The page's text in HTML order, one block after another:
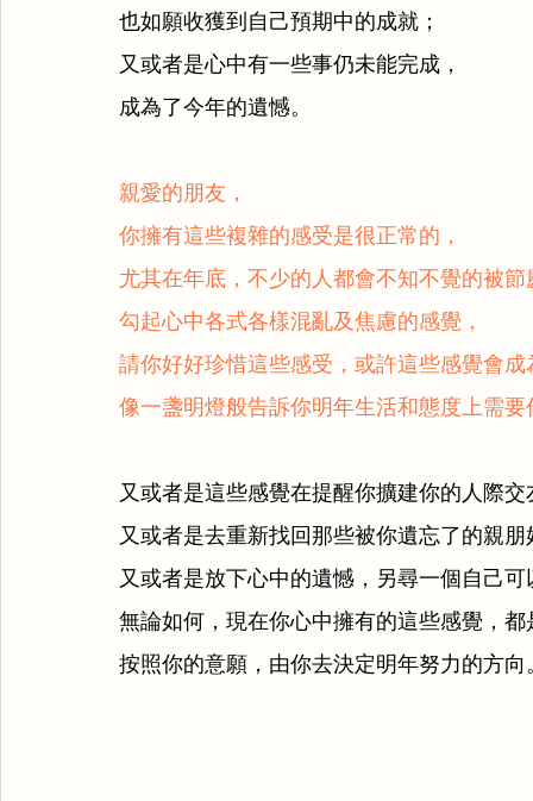
也如願收獲到自己預期中的成就；
又或者是心中有一些事仍未能完成，
成為了今年的遺憾。
親愛的朋友，
你擁有這些複雜的感受是很正常的，
尤其在年底，不少的人都會不知不覺的被
勾起心中各式各樣混亂及焦慮的感覺，
請你好好珍惜這些感受，或許這些感覺會
像一盞明燈般告訴你明年生活和態度上需
又或者是這些感覺在提醒你擴建你的人際交
又或者是去重新找回那些被你遺忘了的親朋
又或者是放下心中的遺憾，另尋一個自己
無論如何，現在你心中擁有的這些感覺，
按照你的意願，由你去決定明年努力的方向